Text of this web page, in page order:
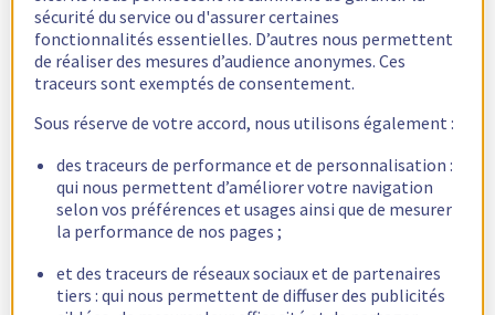
sécurité du service ou d'assurer certaines
fonctionnalités essentielles. D’autres nous permettent
de réaliser des mesures d’audience anonymes. Ces
traceurs sont exemptés de consentement.
Sous réserve de votre accord, nous utilisons également :
des traceurs de performance et de personnalisation :
qui nous permettent d’améliorer votre navigation
selon vos préférences et usages ainsi que de mesurer
la performance de nos pages ;
et des traceurs de réseaux sociaux et de partenaires
tiers : qui nous permettent de diffuser des publicités